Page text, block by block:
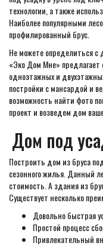
технологии, а также
Наиболее популярными
профилированный брус.
Не можете определиться с
«Эко Дом Мне» предлагает
одноэтажных и
постройки с мансардой и
возможность найти фото
проект и возведем дом
Дом под
Построить дом из бруса
сезонного жилья. Данный
стоимость. А здания из
Существует несколько
Довольно быстрая
Простой процесс
Привлекательный